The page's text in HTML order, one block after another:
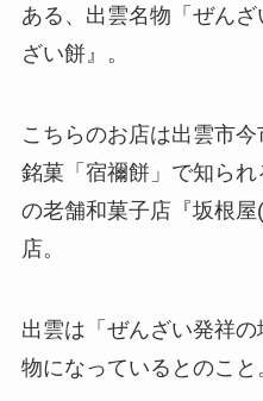
ある、出雲名物「ぜん
ざい餅』。
こちらのお店は出雲市
銘菓「宿禰餅」で知ら
の老舗和菓子店『坂根
店。
出雲は「ぜんざい発祥
物になっているとのこと